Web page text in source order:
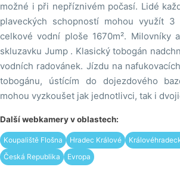
možné i při nepříznivém počasí. Lidé
plaveckých schopností mohou využít
celkové vodní ploše 1670m². Milovníky
skluzavku Jump . Klasický tobogán
vodních radovánek. Jízdu na
tobogánu, ústícím do dojezdového
mohou vyzkoušet jak jednotlivci, tak i
Další webkamery v oblastech:
Koupaliště Flošna Hradec Králové
Česká Republika
Evropa